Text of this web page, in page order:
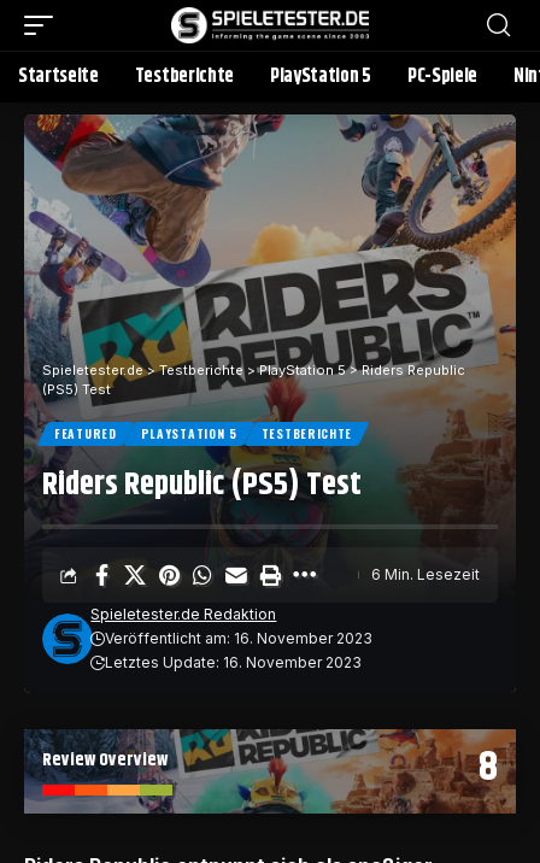
Startseite Testberichte PlayStation 5 PC-Spiele
Spieletester.de>Testberichte>PlayStation 5>Riders Republic
(PS5) Test
FEATURED PLAYSTATION 5 TESTBERICHTE
Riders Republic (PS5) Test
Spieletester.de Redaktion
Veröffentlicht am: 16. November 2023
Letztes Update: 16. November 2023
6 Min. Lesezeit
8
Review Overview